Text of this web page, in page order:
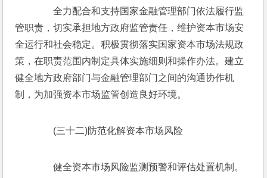
全力配合和支持国家金融管理部门依法履行监
管职责，切实承担地方政府监管责任，维护资本市场安
全运行和社会稳定。积极贯彻落实国家资本市场法规政
策，在职责范围内制定具体实施细则和操作办法。建立
健全地方政府部门与金融管理部门之间的沟通协作机
制，为加强资本市场监管创造良好环境。
(三十二)防范化解资本市场风险
健全资本市场风险监测预警和评估处置机制。